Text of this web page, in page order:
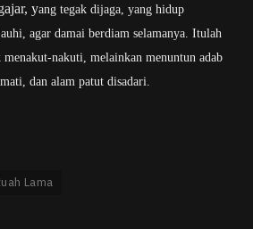
yang tegak dijaga, yang hidup
agar damai berdiam selamanya. Itulah
nakuti, melainkan menuntun adab
dan alam patut disadari.
Lama